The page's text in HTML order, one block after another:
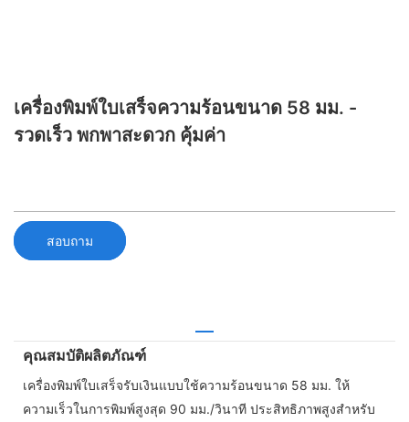
เครื่องพิมพ์ใบเสร็จความร้อนขนาด 58 มม. -
รวดเร็ว พกพาสะดวก คุ้มค่า
สอบถาม
คุณสมบัติผลิตภัณฑ์
เครื่องพิมพ์ใบเสร็จรับเงินแบบใช้ความร้อนขนาด 58 มม. ให้
ความเร็วในการพิมพ์สูงสุด 90 มม./วินาที ประสิทธิภาพสูงสำหรับ